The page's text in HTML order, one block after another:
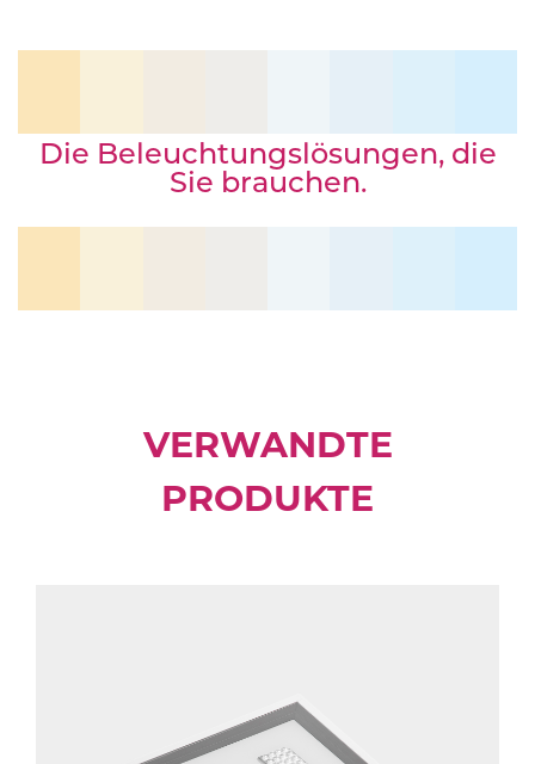
Die Beleuchtungslösungen, die
Sie brauchen.
VERWANDTE
PRODUKTE